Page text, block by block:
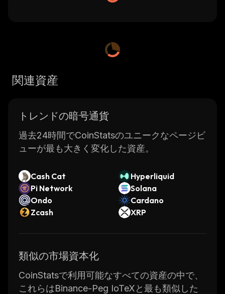
関連資産
トレンドの暗号通貨
過去24時間でCoinStatsのユニークなページビ
ューが最も大きく変化した資産。
Cash Cat
Hyperliquid
Pi Network
Solana
Ondo
Cardano
Zcash
XRP
類似の市場資本化
CoinStatsで利用可能なすべての資産の中で、
これらはBinance-Peg IoTeXと最も類似した